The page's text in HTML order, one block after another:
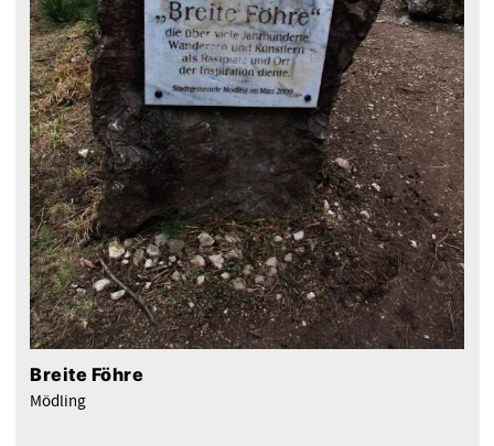
Breite Föhre
Mödling